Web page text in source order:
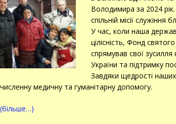
Володимира за 2024
спільній місії
У час, коли наша
цілісність, Фонд
спрямував свої
України та підтримку
Завдяки щедрості
численну медичну та гуманітарну допомогу.
(більше…)